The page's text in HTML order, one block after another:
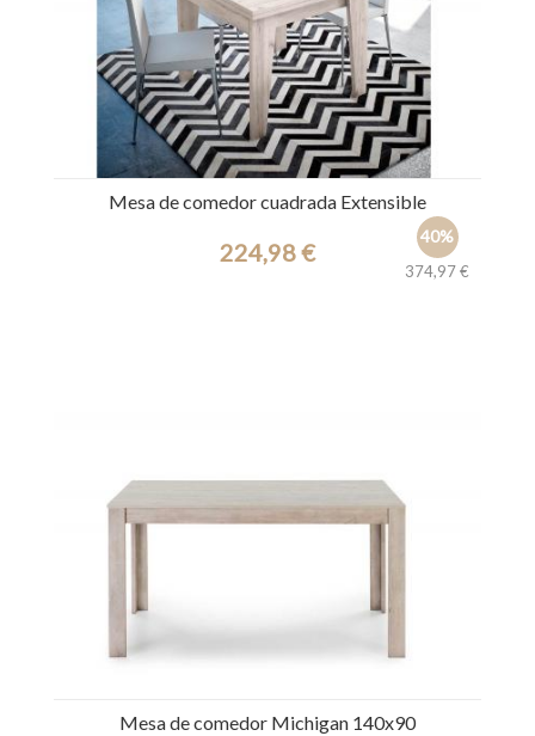
Mesa de comedor cuadrada Extensible
40%
374,97 €
224,98 €
Mesa de comedor Michigan 140x90